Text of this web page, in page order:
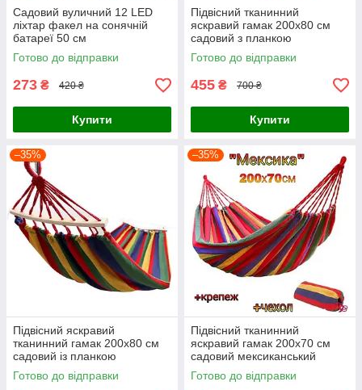
Садовий вуличний 12 LED
ліхтар факел на сонячній
батареї 50 см
водонепроникний ліхтар з
ефектом полум'я, діаметр
Готово до відправки
273 ₴ 420 ₴
Купити
Підвісний тканинний
яскравий гамак 200х80 см
садовий з планкою
мексиканський туристичний
для дому дачі та туризму
Готово до відправки
455 ₴ 700 ₴
Купити
–35%
Підвісний яскравий
тканинний гамак 200х80 см
садовий із планкою
мексиканський туристичний
для дому дачі та туризму
Готово до відправки
–35%
Підвісний тканинний
яскравий гамак 200х70 см
садовий мексиканський
туристичний для дому дачі та
туризму з чохлом
Готово до відправки